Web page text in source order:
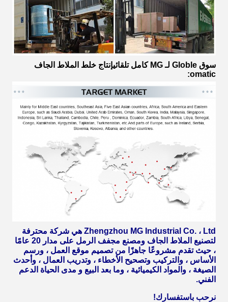
سوق Globle لـ MG كامل تلقائيإنتاج خلط الملاط الجاف
omatic:
Zhengzhou MG Industrial Co. ، Ltd هي شركة محترفة
لتصنيع الملاط الجاف ومصنع مجفف الرمل على مدار 20 عامًا
، حيث تقدم مشروعًا جاهزًا من تصميم موقع العمل ، ورسم
الأساس ، والتركيب وتصحيح الأخطاء ، وتدريب العمال ، وأحدث
الصيغة ، والمواد الكيميائية ، وما بعد البيع و مدى الحياة الدعم
الفني.
نرحب باستفسارك!